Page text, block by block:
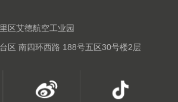
区艾德航空工业园
区 南四环西路 188号五区30号楼2层